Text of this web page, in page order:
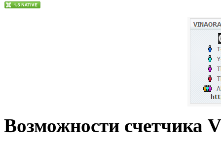
Возможности счетчика